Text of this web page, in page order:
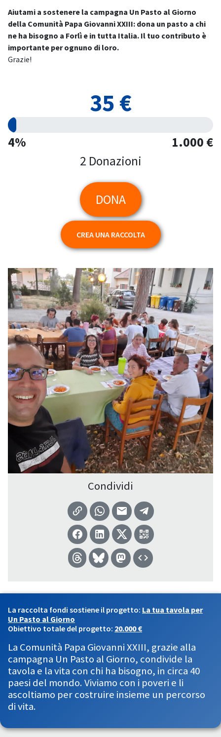
Aiutami a sostenere la campagna Un Pasto al Giorno
della Comunità Papa Giovanni XXIII: dona un pasto a chi
ne ha bisogno a Forlì e in tutta Italia. Il tuo contributo è
importante per ognuno di loro.
Grazie!
35 €
4%
1.000 €
2 Donazioni
DONA
CREA UNA RACCOLTA
Condividi
La raccolta fondi sostiene il progetto: La tua tavola per
Un Pasto al Giorno
Obiettivo totale del progetto: 20.000 €
La Comunità Papa Giovanni XXIII, grazie alla
campagna Un Pasto al Giorno, condivide la
tavola e la vita con chi ha bisogno, in circa 40
paesi del mondo. Viviamo con i poveri e li
ascoltiamo per costruire insieme un percorso
di vita.